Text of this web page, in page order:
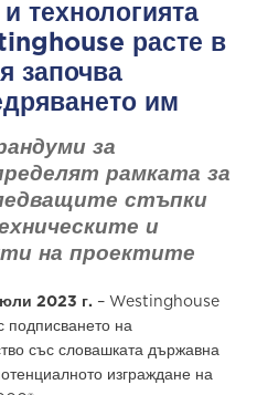
технологията
расте в
започва
им
за
рамката за
стъпки
и
на проектите
юли 2023 г.– Westinghouse
на
със словашката държавна
изграждане на